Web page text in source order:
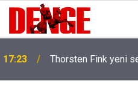
17:23 Thorsten Fink yeni